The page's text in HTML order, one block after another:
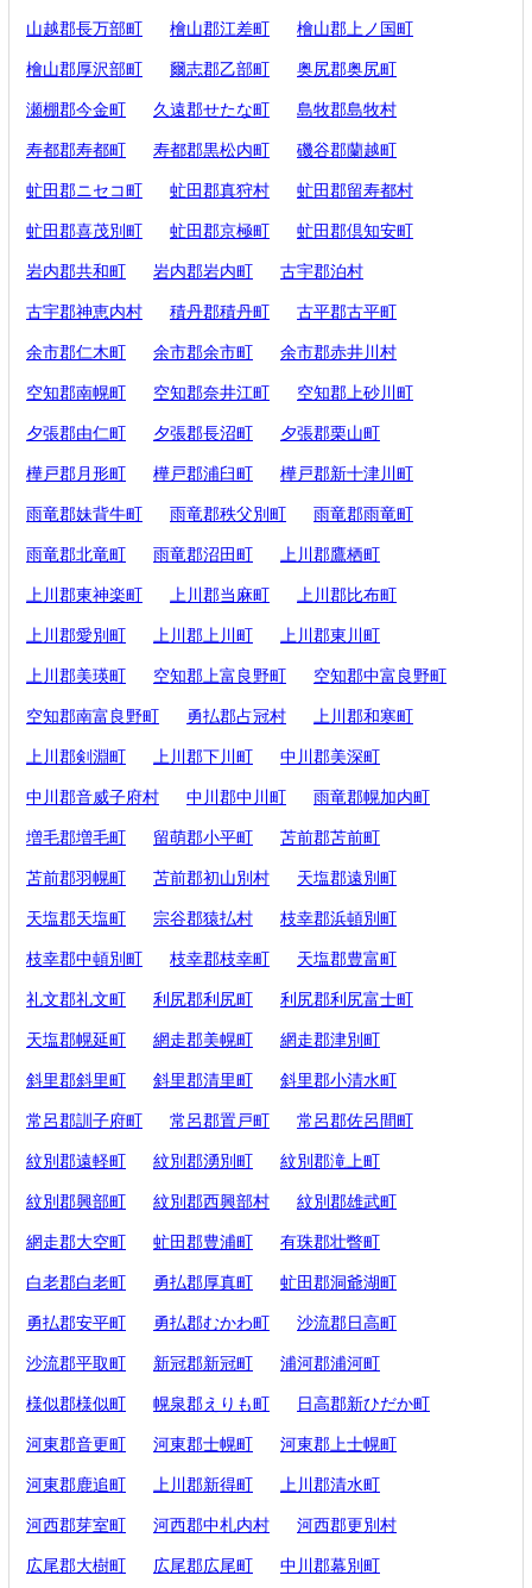
山越郡長万部町 檜山郡江差町 檜山郡上ノ国町
檜山郡厚沢部町 爾志郡乙部町 奥尻郡奥尻町
瀬棚郡今金町 久遠郡せたな町 島牧郡島牧村
寿都郡寿都町 寿都郡黒松内町 磯谷郡蘭越町
虻田郡ニセコ町 虻田郡真狩村 虻田郡留寿都村
虻田郡喜茂別町 虻田郡京極町 虻田郡倶知安町
岩内郡共和町 岩内郡岩内町 古宇郡泊村
古宇郡神恵内村 積丹郡積丹町 古平郡古平町
余市郡仁木町 余市郡余市町 余市郡赤井川村
空知郡南幌町 空知郡奈井江町 空知郡上砂川町
夕張郡由仁町 夕張郡長沼町 夕張郡栗山町
樺戸郡月形町 樺戸郡浦臼町 樺戸郡新十津川町
雨竜郡妹背牛町 雨竜郡秩父別町 雨竜郡雨竜町
雨竜郡北竜町 雨竜郡沼田町 上川郡鷹栖町
上川郡東神楽町 上川郡当麻町 上川郡比布町
上川郡愛別町 上川郡上川町 上川郡東川町
上川郡美瑛町 空知郡上富良野町 空知郡中富良野町
空知郡南富良野町 勇払郡占冠村 上川郡和寒町
上川郡剣淵町 上川郡下川町 中川郡美深町
中川郡音威子府村 中川郡中川町 雨竜郡幌加内町
増毛郡増毛町 留萌郡小平町 苫前郡苫前町
苫前郡羽幌町 苫前郡初山別村 天塩郡遠別町
天塩郡天塩町 宗谷郡猿払村 枝幸郡浜頓別町
枝幸郡中頓別町 枝幸郡枝幸町 天塩郡豊富町
礼文郡礼文町 利尻郡利尻町 利尻郡利尻富士町
天塩郡幌延町 網走郡美幌町 網走郡津別町
斜里郡斜里町 斜里郡清里町 斜里郡小清水町
常呂郡訓子府町 常呂郡置戸町 常呂郡佐呂間町
紋別郡遠軽町 紋別郡湧別町 紋別郡滝上町
紋別郡興部町 紋別郡西興部村 紋別郡雄武町
網走郡大空町 虻田郡豊浦町 有珠郡壮瞥町
白老郡白老町 勇払郡厚真町 虻田郡洞爺湖町
勇払郡安平町 勇払郡むかわ町 沙流郡日高町
沙流郡平取町 新冠郡新冠町 浦河郡浦河町
様似郡様似町 幌泉郡えりも町 日高郡新ひだか町
河東郡音更町 河東郡士幌町 河東郡上士幌町
河東郡鹿追町 上川郡新得町 上川郡清水町
河西郡芽室町 河西郡中札内村 河西郡更別村
広尾郡大樹町 広尾郡広尾町 中川郡幕別町